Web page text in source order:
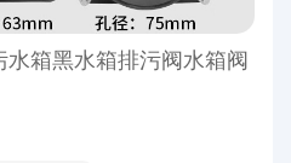
箱黑水箱排污阀水箱阀